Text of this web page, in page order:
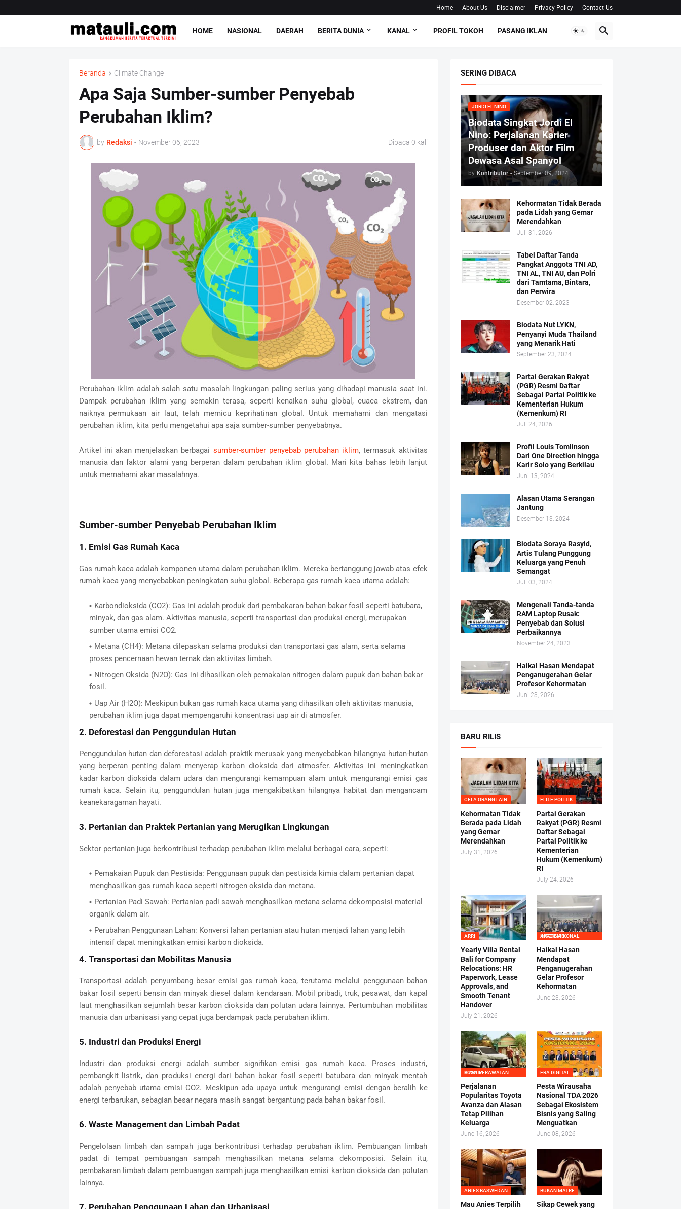
Home About Us Disclaimer Privacy Policy Contact Us
HOME NASIONAL DAERAH BERITA DUNIA KANAL PROFIL TOKOH PASANG IKLAN
Beranda Climate Change
Apa Saja Sumber-sumber Penyebab
Perubahan Iklim?
by Redaksi - November 06, 2023 Dibaca 0 kali
Perubahan iklim adalah salah satu masalah lingkungan paling serius yang dihadapi manusia saat ini.
Dampak perubahan iklim yang semakin terasa, seperti kenaikan suhu global, cuaca ekstrem, dan
naiknya permukaan air laut, telah memicu keprihatinan global. Untuk memahami dan mengatasi
perubahan iklim, kita perlu mengetahui apa saja sumber-sumber penyebabnya.
Artikel ini akan menjelaskan berbagai sumber-sumber penyebab perubahan iklim, termasuk aktivitas
manusia dan faktor alami yang berperan dalam perubahan iklim global. Mari kita bahas lebih lanjut
untuk memahami akar masalahnya.
Sumber-sumber Penyebab Perubahan Iklim
1. Emisi Gas Rumah Kaca
Gas rumah kaca adalah komponen utama dalam perubahan iklim. Mereka bertanggung jawab atas efek
rumah kaca yang menyebabkan peningkatan suhu global. Beberapa gas rumah kaca utama adalah:
Karbondioksida (CO2): Gas ini adalah produk dari pembakaran bahan bakar fosil seperti batubara,
minyak, dan gas alam. Aktivitas manusia, seperti transportasi dan produksi energi, merupakan
sumber utama emisi CO2.
Metana (CH4): Metana dilepaskan selama produksi dan transportasi gas alam, serta selama
proses pencernaan hewan ternak dan aktivitas limbah.
Nitrogen Oksida (N2O): Gas ini dihasilkan oleh pemakaian nitrogen dalam pupuk dan bahan bakar
fosil.
Uap Air (H2O): Meskipun bukan gas rumah kaca utama yang dihasilkan oleh aktivitas manusia,
perubahan iklim juga dapat mempengaruhi konsentrasi uap air di atmosfer.
2. Deforestasi dan Penggundulan Hutan
Penggundulan hutan dan deforestasi adalah praktik merusak yang menyebabkan hilangnya hutan-hutan
yang berperan penting dalam menyerap karbon dioksida dari atmosfer. Aktivitas ini meningkatkan
kadar karbon dioksida dalam udara dan mengurangi kemampuan alam untuk mengurangi emisi gas
rumah kaca. Selain itu, penggundulan hutan juga mengakibatkan hilangnya habitat dan mengancam
keanekaragaman hayati.
3. Pertanian dan Praktek Pertanian yang Merugikan Lingkungan
Sektor pertanian juga berkontribusi terhadap perubahan iklim melalui berbagai cara, seperti:
Pemakaian Pupuk dan Pestisida: Penggunaan pupuk dan pestisida kimia dalam pertanian dapat
menghasilkan gas rumah kaca seperti nitrogen oksida dan metana.
Pertanian Padi Sawah: Pertanian padi sawah menghasilkan metana selama dekomposisi material
organik dalam air.
Perubahan Penggunaan Lahan: Konversi lahan pertanian atau hutan menjadi lahan yang lebih
intensif dapat meningkatkan emisi karbon dioksida.
4. Transportasi dan Mobilitas Manusia
Transportasi adalah penyumbang besar emisi gas rumah kaca, terutama melalui penggunaan bahan
bakar fosil seperti bensin dan minyak diesel dalam kendaraan. Mobil pribadi, truk, pesawat, dan kapal
laut menghasilkan sejumlah besar karbon dioksida dan polutan udara lainnya. Pertumbuhan mobilitas
manusia dan urbanisasi yang cepat juga berdampak pada perubahan iklim.
5. Industri dan Produksi Energi
Industri dan produksi energi adalah sumber signifikan emisi gas rumah kaca. Proses industri,
pembangkit listrik, dan produksi energi dari bahan bakar fosil seperti batubara dan minyak mentah
adalah penyebab utama emisi CO2. Meskipun ada upaya untuk mengurangi emisi dengan beralih ke
energi terbarukan, sebagian besar negara masih sangat bergantung pada bahan bakar fosil.
6. Waste Management dan Limbah Padat
Pengelolaan limbah dan sampah juga berkontribusi terhadap perubahan iklim. Pembuangan limbah
padat di tempat pembuangan sampah menghasilkan metana selama dekomposisi. Selain itu,
pembakaran limbah dalam pembuangan sampah juga menghasilkan emisi karbon dioksida dan polutan
lainnya.
7. Perubahan Penggunaan Lahan dan Urbanisasi
SERING DIBACA
JORDI EL NINO
Biodata Singkat Jordi El
Nino: Perjalanan Karier
Produser dan Aktor Film
Dewasa Asal Spanyol
by Kontributor - September 09, 2024
Kehormatan Tidak Berada
pada Lidah yang Gemar
Merendahkan
Juli 31, 2026
Tabel Daftar Tanda
Pangkat Anggota TNI AD,
TNI AL, TNI AU, dan Polri
dari Tamtama, Bintara,
dan Perwira
Desember 02, 2023
Biodata Nut LYKN,
Penyanyi Muda Thailand
yang Menarik Hati
September 23, 2024
Partai Gerakan Rakyat
(PGR) Resmi Daftar
Sebagai Partai Politik ke
Kementerian Hukum
(Kemenkum) RI
Juli 24, 2026
Profil Louis Tomlinson
Dari One Direction hingga
Karir Solo yang Berkilau
Juni 13, 2024
Alasan Utama Serangan
Jantung
Desember 13, 2024
Biodata Soraya Rasyid,
Artis Tulang Punggung
Keluarga yang Penuh
Semangat
Juli 03, 2024
Mengenali Tanda-tanda
RAM Laptop Rusak:
Penyebab dan Solusi
Perbaikannya
November 24, 2023
Haikal Hasan Mendapat
Penganugerahan Gelar
Profesor Kehormatan
Juni 23, 2026
BARU RILIS
CELA ORANG LAIN
Kehormatan Tidak
Berada pada Lidah
yang Gemar
Merendahkan
July 31, 2026
ELITE POLITIK
Partai Gerakan
Rakyat (PGR) Resmi
Daftar Sebagai
Partai Politik ke
Kementerian
Hukum (Kemenkum)
RI
July 24, 2026
ARRI
Yearly Villa Rental
Bali for Company
Relocations: HR
Paperwork, Lease
Approvals, and
Smooth Tenant
Handover
July 21, 2026
AKADEMIK INTERNASIONAL
Haikal Hasan
Mendapat
Penganugerahan
Gelar Profesor
Kehormatan
June 23, 2026
BIAYA PERAWATAN TOYOTA
Perjalanan
Popularitas Toyota
Avanza dan Alasan
Tetap Pilihan
Keluarga
June 16, 2026
ERA DIGITAL
Pesta Wirausaha
Nasional TDA 2026
Sebagai Ekosistem
Bisnis yang Saling
Menguatkan
June 08, 2026
ANIES BASWEDAN
Mau Anies Terpilih
BUKAN MATRE
Sikap Cewek yang